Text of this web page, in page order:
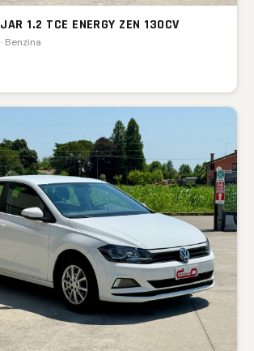
1.2 TCE ENERGY ZEN 130CV
Benzina